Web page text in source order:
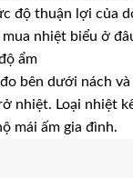
độ thuận lợi của
nhiệt biểu ở
ẩm
bên dưới nách
nhiệt. Loại nhiệt
mái ấm gia đình.